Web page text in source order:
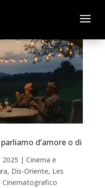
a
d’amore o di
2025 | Cinema e
, Dis-Oriente, Les
Cinematografico